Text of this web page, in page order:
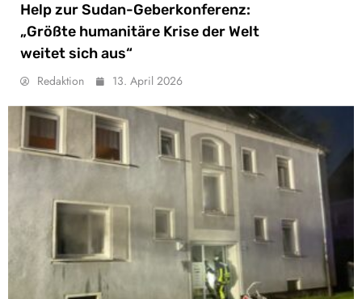
Help zur Sudan-Geberkonferenz:
„Größte humanitäre Krise der Welt
weitet sich aus“
Redaktion 13. April 2026